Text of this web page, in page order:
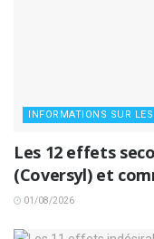
INFORMATIONS SUR
Les 12 effets
(Coversyl) et
01/08/2026